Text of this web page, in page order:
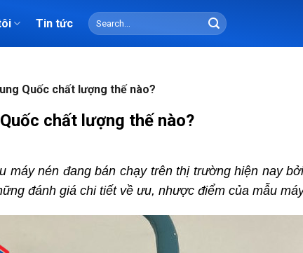
Tin tức
Search
for:
Quốc chất lượng thế nào?
chất lượng thế nào?
máy nén đang bán chạy trên thị trường hiện nay
đánh giá chi tiết về ưu, nhược điểm của mẫu